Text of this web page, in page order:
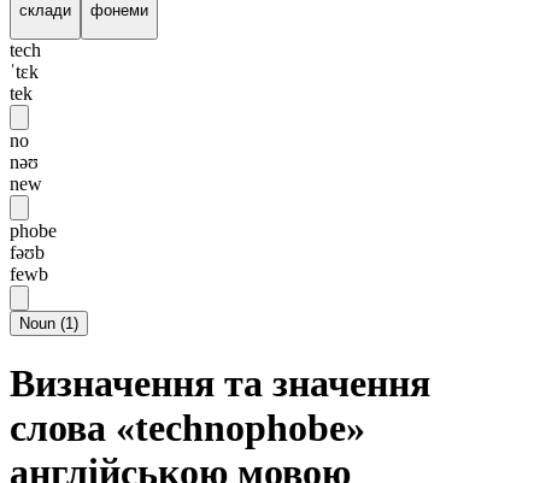
склади фонеми
tech
ˈtɛk
tek
no
nəʊ
new
phobe
fəʊb
fewb
Noun (1)
Визначення та значення
слова «technophobe»
англійською мовою